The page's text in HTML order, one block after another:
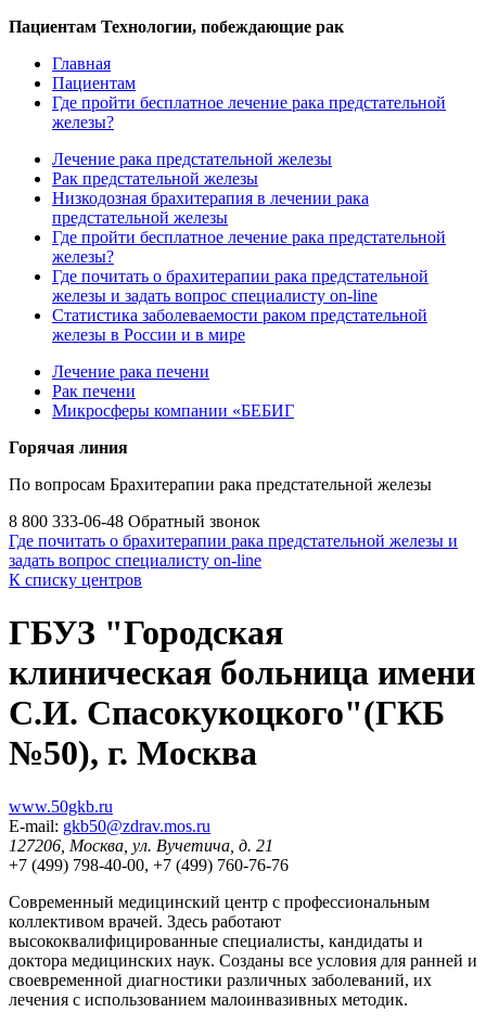
Пациентам Технологии, побеждающие рак
Главная
Пациентам
Где пройти бесплатное лечение рака предстательной
железы?
Лечение рака предстательной железы
Рак предстательной железы
Низкодозная брахитерапия в лечении рака
предстательной железы
Где пройти бесплатное лечение рака предстательной
железы?
Где почитать о брахитерапии рака предстательной
железы и задать вопрос специалисту on-line
Статистика заболеваемости раком предстательной
железы в России и в мире
Лечение рака печени
Рак печени
Микросферы компании «БЕБИГ
Горячая линия
По вопросам Брахитерапии рака предстательной железы
8 800 333-06-48 Обратный звонок
Где почитать о брахитерапии рака предстательной железы и
задать вопрос специалисту on-line
К списку центров
ГБУЗ "Городская
клиническая больница имени
С.И. Спасокукоцкого"(ГКБ
№50), г. Москва
www.50gkb.ru
E-mail: gkb50@zdrav.mos.ru
127206, Москва, ул. Вучетича, д. 21
+7 (499) 798-40-00, +7 (499) 760-76-76
Современный медицинский центр с профессиональным
коллективом врачей. Здесь работают
высококвалифицированные специалисты, кандидаты и
доктора медицинских наук. Созданы все условия для ранней и
своевременной диагностики различных заболеваний, их
лечения с использованием малоинвазивных методик.